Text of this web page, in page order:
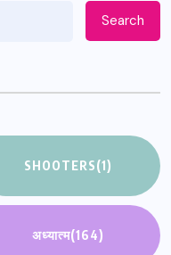
Search
SHOOTERS(1)
अध्यात्म(164)